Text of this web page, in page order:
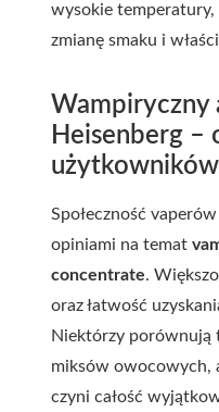
wysokie temperatury,
zmianę smaku i
Wampiryczny
Heisenberg –
użytkowników
Społeczność
opiniami na temat
concentrate.
oraz łatwość
Niektórzy porównują
miksów owocowych,
czyni całość